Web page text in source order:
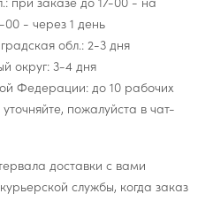
- через 1 день
обл.: 2-3 дня
округ: 3-4 дня
Федерации: до 10 рабочих
пожалуйста в чат-
доставки с вами
службы, когда заказ